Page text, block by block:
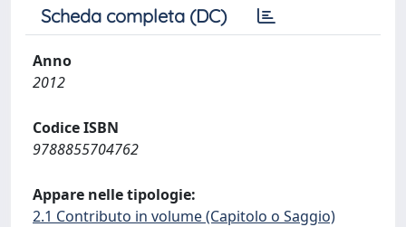
Scheda completa (DC)
Anno
2012
Codice ISBN
9788855704762
Appare nelle tipologie:
2.1 Contributo in volume (Capitolo o Saggio)